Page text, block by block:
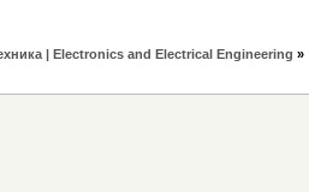
| Electronics and Electrical Engineering »